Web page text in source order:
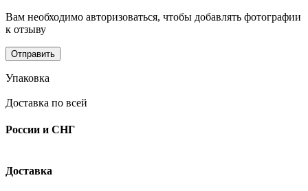
Вам необходимо авторизоваться, чтобы добавлять фотографии
к отзыву
Упаковка
Доставка по всей
России и СНГ
Доставка